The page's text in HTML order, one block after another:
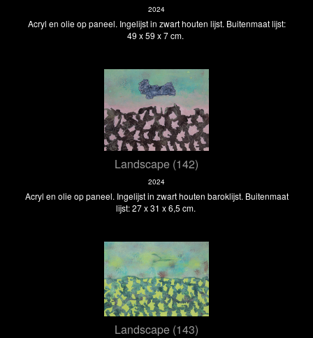
2024
Acryl en olie op paneel. Ingelijst in zwart houten lijst. Buitenmaat lijst:
49 x 59 x 7 cm.
Landscape (142)
2024
Acryl en olie op paneel. Ingelijst in zwart houten baroklijst. Buitenmaat
lijst: 27 x 31 x 6,5 cm.
Landscape (143)